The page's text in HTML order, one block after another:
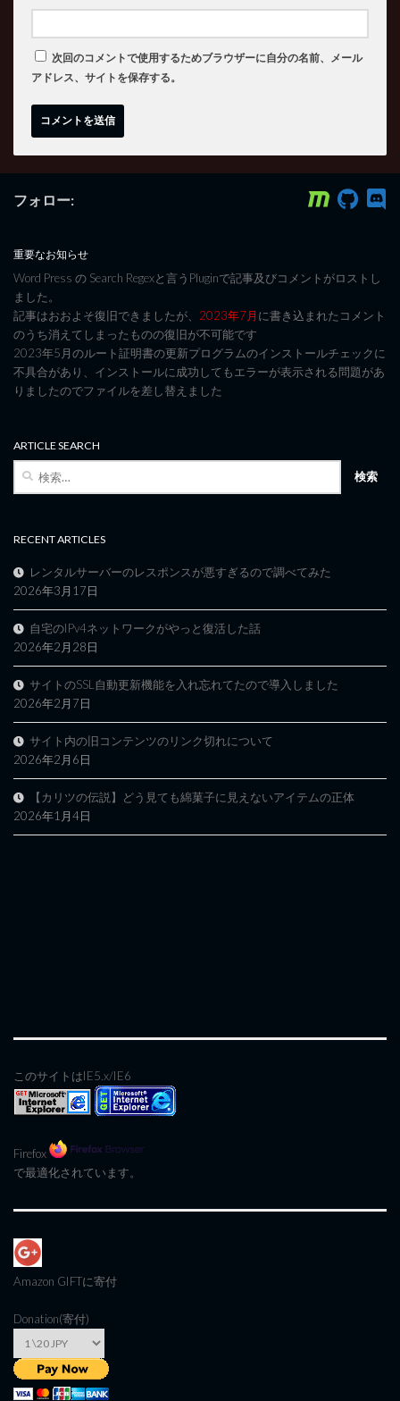
次回のコメントで使用するためブラウザーに自分の名前、メール
アドレス、サイトを保存する。
フォロー:
重要なお知らせ
Word Press の Search Regexと言うPluginで記事及びコメントがロストし
ました。
記事はおおよそ復旧できましたが、 2023年7月に書き込まれたコメント
のうち消えてしまったものの復旧が不可能です
2023年5月のルート証明書の更新プログラムのインストールチェックに
不具合があり、インストールに成功してもエラーが表示される問題があ
りましたのでファイルを差し替えました
ARTICLE SEARCH
RECENT ARTICLES
レンタルサーバーのレスポンスが悪すぎるので調べてみた
2026年3月17日
自宅のIPv4ネットワークがやっと復活した話
2026年2月28日
サイトのSSL自動更新機能を入れ忘れてたので導入しました
2026年2月7日
サイト内の旧コンテンツのリンク切れについて
2026年2月6日
【カリツの伝説】どう見ても綿菓子に見えないアイテムの正体
2026年1月4日
このサイトはIE5.x/IE6
Firefox
で最適化されています。
Amazon GIFTに寄付
Donation(寄付)